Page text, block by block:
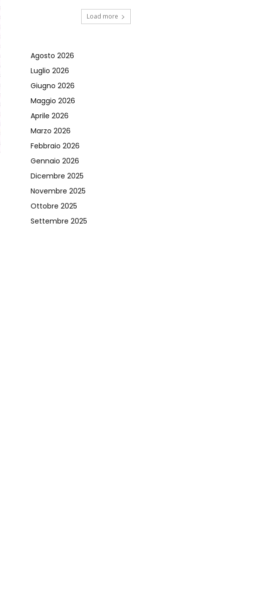
Load more
Agosto 2026
Luglio 2026
Giugno 2026
Maggio 2026
Aprile 2026
Marzo 2026
Febbraio 2026
Gennaio 2026
Dicembre 2025
Novembre 2025
Ottobre 2025
Settembre 2025